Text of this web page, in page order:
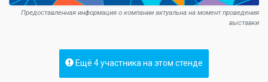
Предоставленная информация о компании актуальна на момент проведения
выставки
Ещё 4 участника на этом стенде